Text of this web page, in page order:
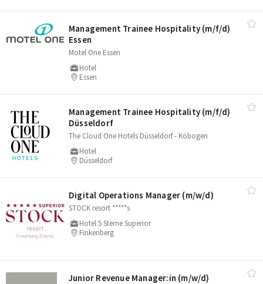
Management Trainee Hospitality (m/​f/​d)
Essen
Motel One Essen
Hotel
Essen
Management Trainee Hospitality (m/​f/​d)
Düsseldorf
The Cloud One Hotels Düsseldorf - Köbogen
Hotel
Düsseldorf
Digital Operations Manager (m/​w/​d)
STOCK resort *****s
Hotel 5 Sterne Superior
Finkenberg
Junior Revenue Manager:in (m/​w/​d)